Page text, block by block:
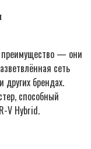
преимущество — они
сеть
брендах.
способный
V Hybrid.